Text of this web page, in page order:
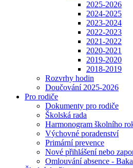
2025-2026
2024-2025
2023-2024
2022-2023
2021-2022
2020-2021
2019-2020
2018-2019
Rozvrhy hodin
Doučování 2025-2026
Pro rodiče
Dokumenty pro rodiče
Školská rada
Harmonogram školního
Výchovné poradenství
Primární prevence
Nové přihlášení nebo
Omlouvání absence -